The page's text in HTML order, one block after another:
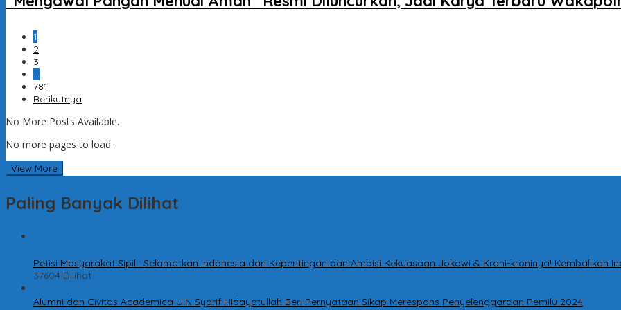
1
2
3
…
781
Berikutnya
No More Posts Available.
No more pages to load.
View More
Paling Banyak Dilihat
Petisi Masyarakat Sipil : Selamatkan Indonesia dari Kepentingan dan Ambisi Kekuasaan Jokowi & Kroni-kroninya! Kembalikan
37604 Dilihat
Alumni dan Civitas Academica UIN Syarif Hidayatullah Beri Pernyataan Sikap Merespons Penyelenggaraan Pemilu 2024